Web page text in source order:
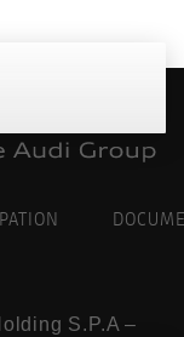
S.P.A –